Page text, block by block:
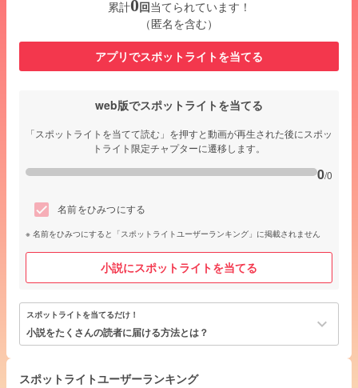
累計0回当てられています！
（匿名を含む）
アプリでスポットライトを当てる
web版でスポットライトを当てる
「スポットライトを当てて読む」を押すと動画が再生された後にスポッ
トライト限定チャプターに遷移します。
0/0
名前をひみつにする
名前をひみつにすると「スポットライトユーザーランキング」に掲載されません
小説にスポットライトを当てる
スポットライトを当てるだけ！
小説をたくさんの読者に届ける方法とは？ keyboard_arrow_down
スポットライトユーザーランキング